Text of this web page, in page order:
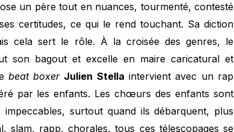
un père tout en nuances, tourmenté, contesté
certitudes, ce qui le rend touchant. Sa diction
cela sert le rôle. À la croisée des genres, le
son bagout et excelle en maire caricatural et
beat boxer Julien Stella intervient avec un rap
par les enfants. Les chœurs des enfants sont
surtout quand ils débarquent, plus
slam, rapp, chorales, tous ces télescopages se